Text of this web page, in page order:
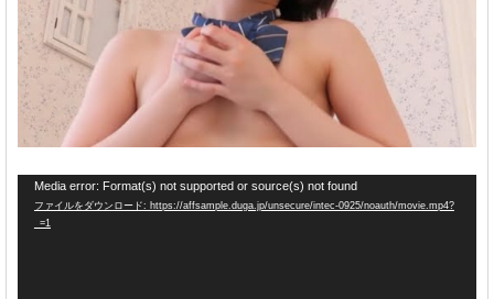
Media error: Format(s) not supported or source(s) not found
ファイルをダウンロード: https://affsample.duga.jp/unsecure/intec-0925/noauth/movie.mp4?
_=1